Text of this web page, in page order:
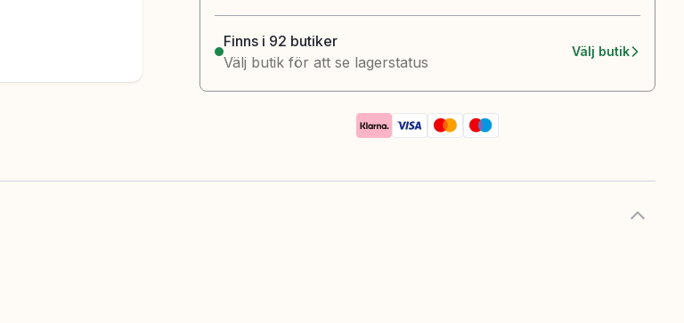
Finns i 92 butiker
Välj butik för att se lagerstatus
Välj butik